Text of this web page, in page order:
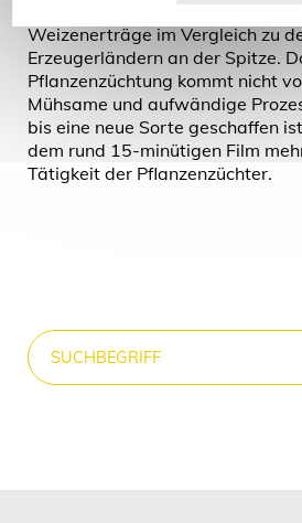
Weizenerträge im Vergleich zu
Erzeugerländern an der Spitze.
Pflanzenzüchtung kommt nicht
Mühsame und aufwändige
bis eine neue Sorte geschaffen
dem rund 15-minütigen Film
Tätigkeit der Pflanzenzüchter.